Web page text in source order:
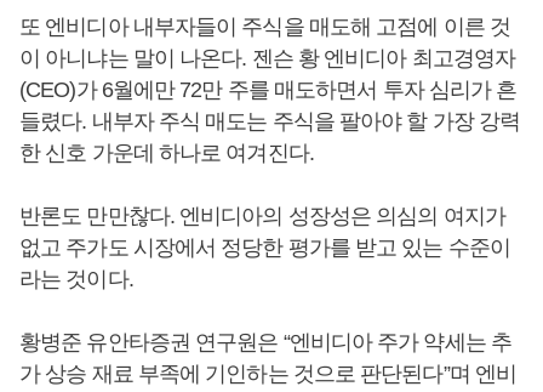
또 엔비디아 내부자들이 주식을 매도해 고점에 이른 것
이 아니냐는 말이 나온다. 젠슨 황 엔비디아 최고경영자
(CEO)가 6월에만 72만 주를 매도하면서 투자 심리가 흔
들렸다. 내부자 주식 매도는 주식을 팔아야 할 가장 강력
한 신호 가운데 하나로 여겨진다.
반론도 만만찮다. 엔비디아의 성장성은 의심의 여지가
없고 주가도 시장에서 정당한 평가를 받고 있는 수준이
라는 것이다.
황병준 유안타증권 연구원은 “엔비디아 주가 약세는 추
가 상승 재료 부족에 기인하는 것으로 판단된다”며 엔비